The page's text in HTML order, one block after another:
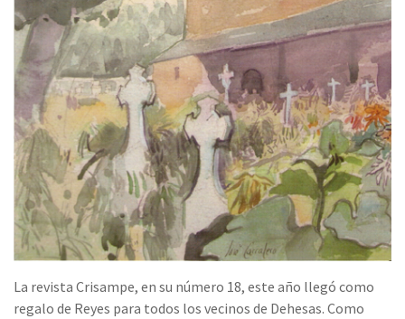
La revista Crisampe, en su número 18, este año llegó como
regalo de Reyes para todos los vecinos de Dehesas. Como